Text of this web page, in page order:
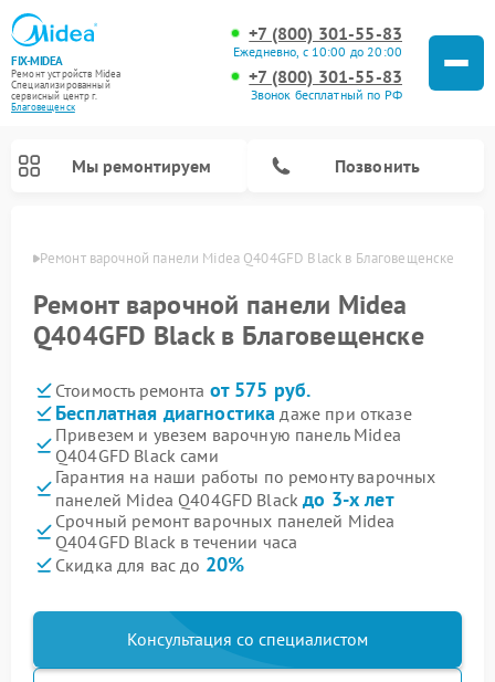
FIX-MIDEA
Ремонт устройств Midea
Специализированный
cервисный центр г.
Благовещенск
+7 (800) 301-55-83
Ежедневно, с 10:00 до 20:00
+7 (800) 301-55-83
Звонок бесплатный по РФ
Мы ремонтируем Позвонить
Ремонт варочной панели Midea Q404GFD Black в Благовещенске
Ремонт варочной панели Midea
Q404GFD Black в Благовещенске
Стоимость ремонта от 575 руб.
Бесплатная диагностика даже при отказе
Привезем и увезем варочную панель Midea
Q404GFD Black сами
Гарантия на наши работы по ремонту варочных
панелей Midea Q404GFD Blackдо 3-х лет
Срочный ремонт варочных панелей Midea
Q404GFD Black в течении часа
Скидка для вас до 20%
Консультация со специалистом